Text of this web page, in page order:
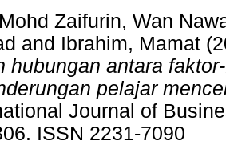
Zaifurin, Wan
and Ibrahim, Mamat
hubungan antara
pelajar
Journal of
ISSN 2231-7090